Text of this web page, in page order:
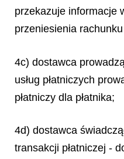
przekazuje informacje
przeniesienia rachunku
4c) dostawca
usług płatniczych
płatniczy dla płatnika;
4d) dostawca
transakcji płatniczej -